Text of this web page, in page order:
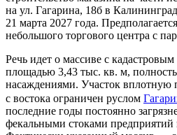
на ул. Гагарина, 18б в
21 марта 2027 года.
небольшого торгового центра с
Речь идет о массиве с
площадью 3,43 тыс. кв. м,
насаждениями. Участок вплотную
с востока ограничен руслом
последние годы постоянно
фекальными стоками